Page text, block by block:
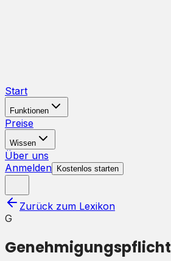
Start
Funktionen
Preise
Wissen
Über uns
Anmelden
Kostenlos starten
Zurück zum Lexikon
G
Genehmigungspflicht